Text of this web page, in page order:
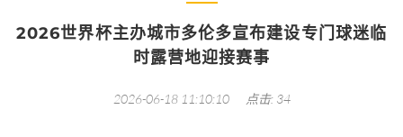
2026世界杯主办城市多伦多宣布建设专门球迷临
时露营地迎接赛事
2026-06-18 11:10:10 点击: 34